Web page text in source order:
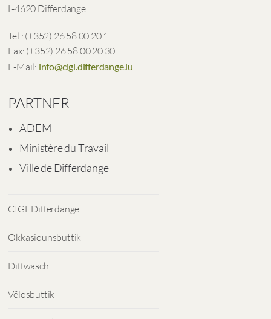
L-4620 Differdange
Tel.: (+352) 26 58 00 20 1
Fax: (+352) 26 58 00 20 30
E-Mail: info@cigl.differdange.lu
PARTNER
ADEM
Ministère du Travail
Ville de Differdange
CIGL Differdange
Okkasiounsbuttik
Diffwäsch
Vëlosbuttik